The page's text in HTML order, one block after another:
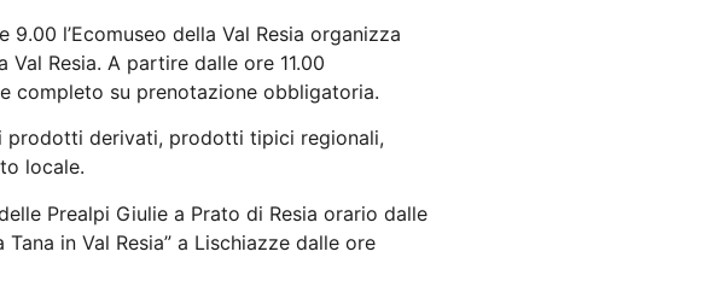
l’Ecomuseo della Val Resia organizza
Resia. A partire dalle ore 11.00
completo su prenotazione obbligatoria.
prodotti derivati, prodotti tipici regionali,
locale.
Prealpi Giulie a Prato di Resia orario dalle
in Val Resia” a Lischiazze dalle ore